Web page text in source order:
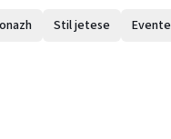
Stil jetese Evente